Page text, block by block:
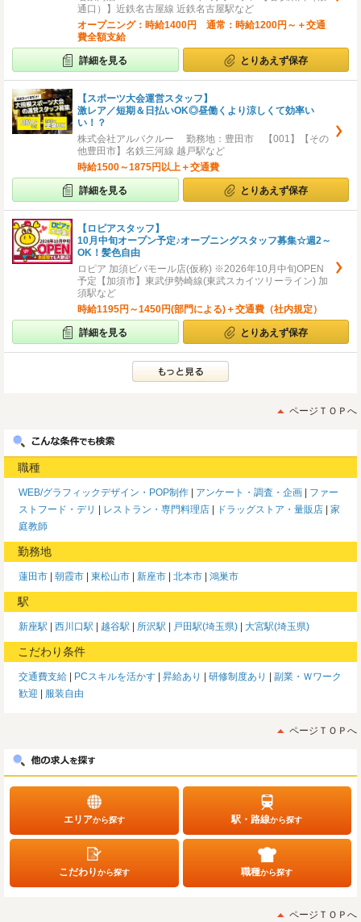
通口）】近鉄名古屋線 近鉄名古屋駅など
オープニング：時給1400円 通常：時給1200円～＋交通
費全額支給
詳細を見る とりあえず保存
【スポーツ大会運営スタッフ】
激レア／短期＆日払いOK◎昼働くより涼しくて効率い
い！？
株式会社アルバクルー 勤務地：豊田市 【001】【その
他豊田市】名鉄三河線 越戸駅など
時給1500～1875円以上＋交通費
詳細を見る とりあえず保存
【ロピアスタッフ】
10月中旬オープン予定♪オープニングスタッフ募集☆週2～
OK！髪色自由
ロピア 加須ビバモール店(仮称) ※2026年10月中旬OPEN
予定【加須市】東武伊勢崎線(東武スカイツリーライン) 加
須駅など
時給1195円～1450円(部門による)＋交通費（社内規定）
詳細を見る とりあえず保存
ページＴＯＰへ
職種
WEB/グラフィックデザイン・POP制作 アンケート・調査・企画
ファー
ストフード・デリ
レストラン・専門料理店 ドラッグストア・量販店
家
庭教師
勤務地
蓮田市 朝霞市 東松山市 新座市 北本市 鴻巣市
駅
新座駅 西川口駅 越谷駅 所沢駅 戸田駅(埼玉県) 大宮駅(埼玉県)
こだわり条件
交通費支給 PCスキルを活かす 昇給あり 研修制度あり
副業・Ｗワーク
歓迎
服装自由
ページＴＯＰへ
エリアから探す 駅・路線から探す
こだわりから探す 職種から探す
ページＴＯＰへ